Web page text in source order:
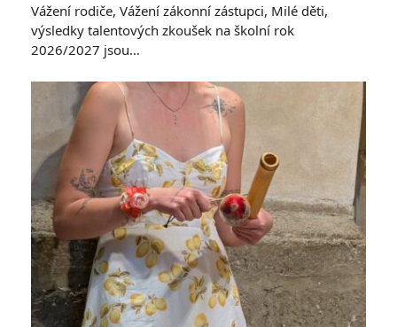
Vážení rodiče, Vážení zákonní zástupci, Milé děti,
výsledky talentových zkoušek na školní rok
2026/2027 jsou…